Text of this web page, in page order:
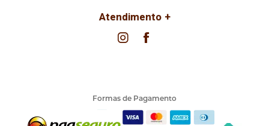
Atendimento
Formas de Pagamento